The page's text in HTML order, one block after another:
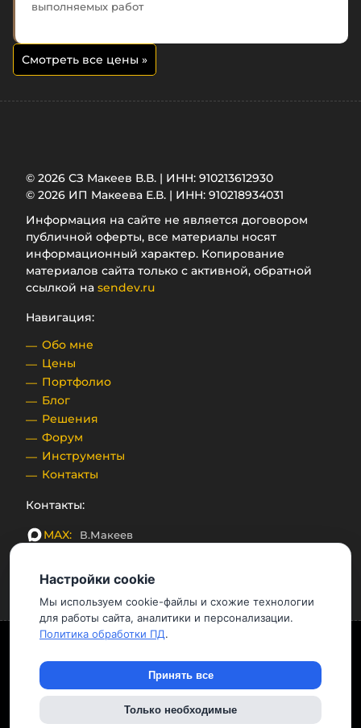
выполняемых работ
Смотреть все цены »
© 2026 СЗ Макеев В.В. | ИНН: 910213612930
© 2026 ИП Макеева Е.В. | ИНН: 910218934031
Информация на сайте не является договором
публичной оферты, все материалы носят
информационный характер. Копирование
материалов сайта только с активной, обратной
ссылкой на sendev.ru
Навигация:
Обо мне
Цены
Портфолио
Блог
Решения
Форум
Инструменты
Контакты
Контакты:
MAX: В.Макеев
Email: bx@sendev.ru
Этот сайт использует файлы «cookie» с целью
персонализации сервисов и повышения удобства
пользования веб-сайтом. Если вы не хотите, чтобы ваши
пользовательские данные обрабатывались, пожалуйста,
ограничьте их использование в своём браузере.
Политика конфиденциальности и обработки
Настройки cookie
Мы используем cookie-файлы и схожие технологии
для работы сайта, аналитики и персонализации.
Политика обработки ПД.
Принять все
Только необходимые